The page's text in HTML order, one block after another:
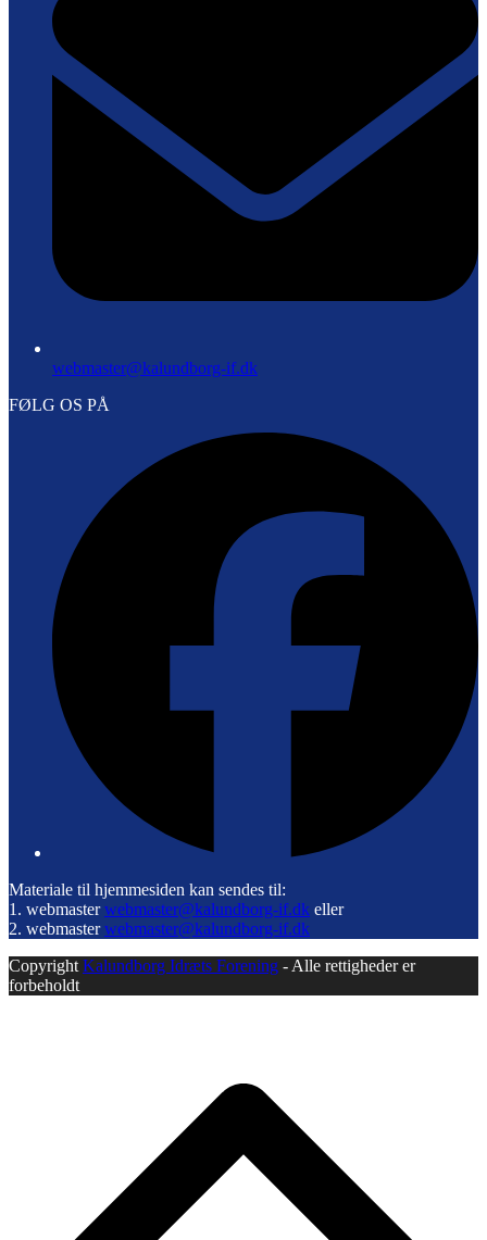
webmaster@kalundborg-if.dk
FØLG OS PÅ
Materiale til hjemmesiden kan sendes til:
1. webmasterwebmaster@kalundborg-if.dk eller
2. webmasterwebmaster@kalundborg-if.dk
Copyright Kalundborg Idræts Forening - Alle rettigheder er
forbeholdt